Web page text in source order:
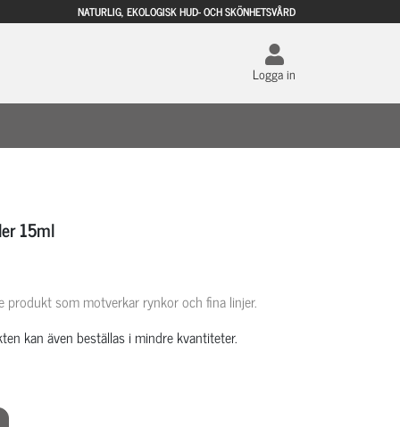
NATURLIG, EKOLOGISK HUD- OCH SKÖNHETSVÅRD
Logga in
15ml
produkt som motverkar rynkor och fina linjer.
kan även beställas i mindre kvantiteter.